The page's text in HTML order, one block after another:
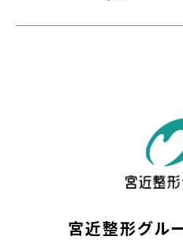
宮近整形グル